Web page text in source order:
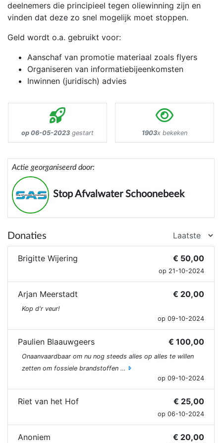
deelnemers die principieel tegen oliewinning zijn en
vinden dat deze zo snel mogelijk moet stoppen.
Geld wordt o.a. gebruikt voor:
Aanschaf van promotie materiaal zoals flyers
Organiseren van informatiebijeenkomsten
Inwinnen (juridisch) advies
op 06-05-2023 gestart 1903x bekeken
Actie georganiseerd door:
Stop Afvalwater Schoonebeek
Donaties
Brigitte Wijering € 50,00
op 21-10-2024
Arjan Meerstadt € 20,00
Kop d'r veur!
op 09-10-2024
Paulien Blaauwgeers € 100,00
Onaanvaardbaar om nu nog steeds alles op alles te willen
zetten om fossiele brandstoffen …
op 09-10-2024
Riet van het Hof € 25,00
op 06-10-2024
Anoniem € 20,00